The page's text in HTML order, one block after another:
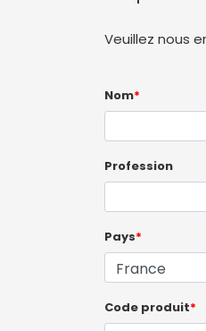
Veuillez nous
Nom*
Profession
Pays*
Code produit*